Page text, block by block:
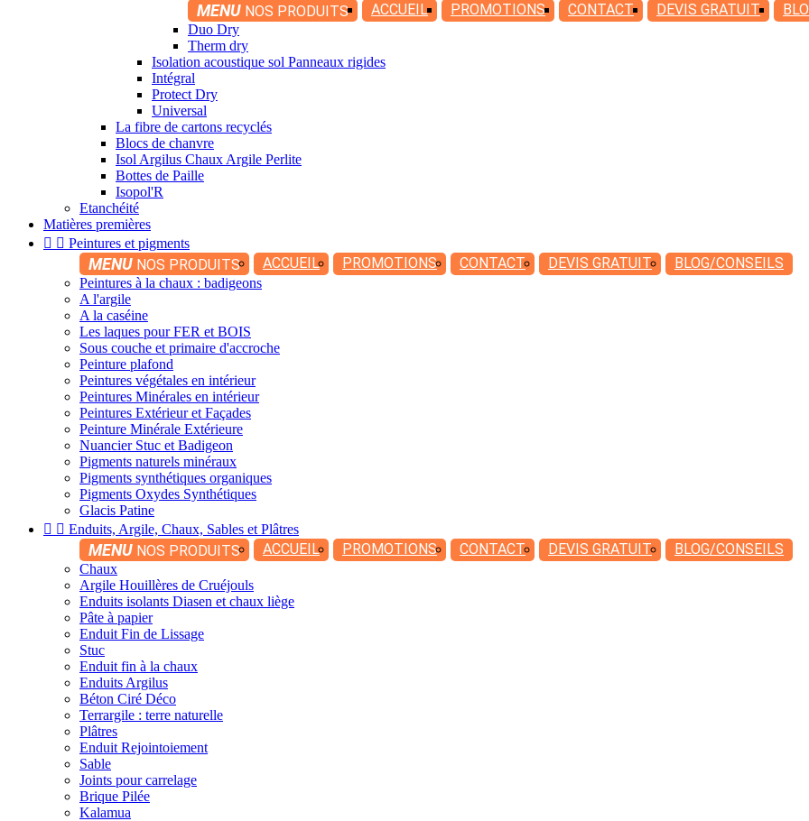
MENU NOS PRODUITS ACCUEIL PROMOTIONS CONTACT DEVIS GRATUIT
Duo Dry
Therm dry
Isolation acoustique sol Panneaux rigides
Intégral
Protect Dry
Universal
La fibre de cartons recyclés
Blocs de chanvre
Isol Argilus Chaux Argile Perlite
Bottes de Paille
Isopol'R
Etanchéité
Matières premières
  Peintures et pigments
MENU NOS PRODUITS ACCUEIL PROMOTIONS CONTACT DEVIS GRATUIT BLOG/CONSEILS
Peintures à la chaux : badigeons
A l'argile
A la caséine
Les laques pour FER et BOIS
Sous couche et primaire d'accroche
Peinture plafond
Peintures végétales en intérieur
Peintures Minérales en intérieur
Peintures Extérieur et Façades
Peinture Minérale Extérieure
Nuancier Stuc et Badigeon
Pigments naturels minéraux
Pigments synthétiques organiques
Pigments Oxydes Synthétiques
Glacis Patine
  Enduits, Argile, Chaux, Sables et Plâtres
MENU NOS PRODUITS ACCUEIL PROMOTIONS CONTACT DEVIS GRATUIT BLOG/CONSEILS
Chaux
Argile Houillères de Cruéjouls
Enduits isolants Diasen et chaux liège
Pâte à papier
Enduit Fin de Lissage
Stuc
Enduit fin à la chaux
Enduits Argilus
Béton Ciré Déco
Terrargile : terre naturelle
Plâtres
Enduit Rejointoiement
Sable
Joints pour carrelage
Brique Pilée
Kalamua